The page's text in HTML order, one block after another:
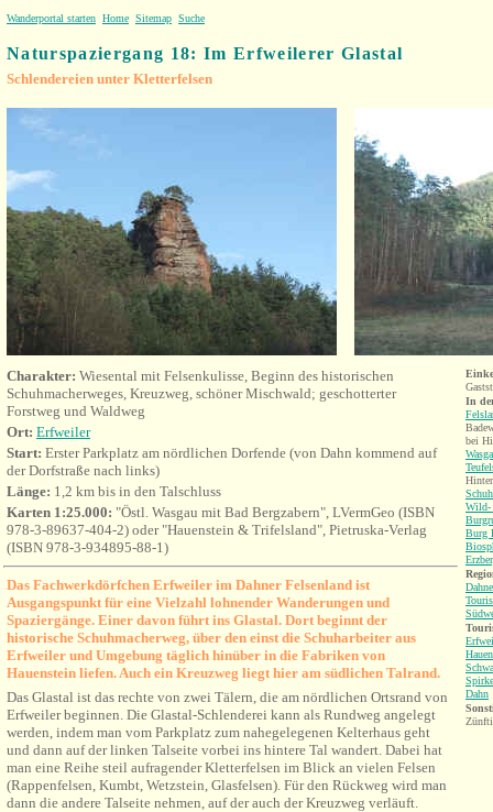
Wanderportal starten Home Sitemap Suche
Naturspaziergang 18: Im Erfweilerer Glastal
Schlendereien unter Kletterfelsen
Charakter: Wiesental mit Felsenkulisse, Beginn des historischen
Schuhmacherweges, Kreuzweg, schöner Mischwald; geschotterter
Forstweg und Waldweg
Ort: Erfweiler
Start: Erster Parkplatz am nördlichen Dorfende (von Dahn kommend auf
der Dorfstraße nach links)
Länge: 1,2 km bis in den Talschluss
Karten 1:25.000: "Östl. Wasgau mit Bad Bergzabern", LVermGeo (ISBN
978-3-89637-404-2) oder "Hauenstein & Trifelsland", Pietruska-Verlag
(ISBN 978-3-934895-88-1)
Das Fachwerkdörfchen Erfweiler im Dahner Felsenland ist
Ausgangspunkt für eine Vielzahl lohnender Wanderungen und
Spaziergänge. Einer davon führt ins Glastal. Dort beginnt der
historische Schuhmacherweg, über den einst die Schuharbeiter aus
Erfweiler und Umgebung täglich hinüber in die Fabriken von
Hauenstein liefen. Auch ein Kreuzweg liegt hier am südlichen Talrand.
Das Glastal ist das rechte von zwei Tälern, die am nördlichen Ortsrand von
Erfweiler beginnen. Die Glastal-Schlenderei kann als Rundweg angelegt
werden, indem man vom Parkplatz zum nahegelegenen Kelterhaus geht
und dann auf der linken Talseite vorbei ins hintere Tal wandert. Dabei hat
man eine Reihe steil aufragender Kletterfelsen im Blick an vielen Felsen
(Rappenfelsen, Kumbt, Wetzstein, Glasfelsen). Für den Rückweg wird man
dann die andere Talseite nehmen, auf der auch der Kreuzweg verläuft.
In
bei
Wild-
Burg
Dahn